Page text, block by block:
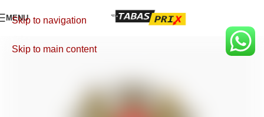
Skip to navigation
Skip to main content
MENU